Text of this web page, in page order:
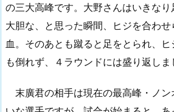
の三大高峰です。大野さんはいきなり
大胆な、と思った瞬間、ヒジを合わ
血。そのあとも蹴ると足をとられ、
も倒れず、４ラウンドには盛り返しま
末廣君の相手は現在の最高峰・ノン